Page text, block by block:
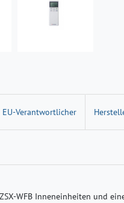
EU-Verantwortlicher
WFB Inneneinheiten und